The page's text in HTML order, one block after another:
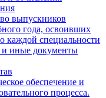
выпускников
года, освоивших
специальности
и иные документы
обеспечение и
процесса.